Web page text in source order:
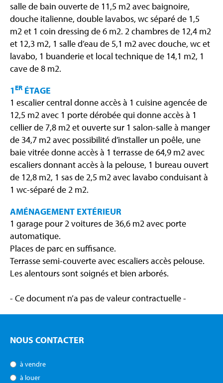
salle de bain ouverte de 11,5 m2 avec baignoire,
douche italienne, double lavabos, wc séparé de 1,5
m2 et 1 coin dressing de 6 m2. 2 chambres de 12,4 m2
et 12,3 m2, 1 salle d’eau de 5,1 m2 avec douche, wc et
lavabo, 1 buanderie et local technique de 14,1 m2, 1
cave de 8 m2.
1 ER ÉTAGE
1 escalier central donne accès à 1 cuisine agencée de
12,5 m2 avec 1 porte dérobée qui donne accès à 1
cellier de 7,8 m2 et ouverte sur 1 salon-salle à manger
de 34,7 m2 avec possibilité d’installer un poêle, une
baie vitrée donne accès à 1 terrasse de 64,9 m2 avec
escaliers donnant accès à la pelouse, 1 bureau ouvert
de 12,8 m2, 1 sas de 2,5 m2 avec lavabo conduisant à
1 wc-séparé de 2 m2.
AMÉNAGEMENT EXTÉRIEUR
1 garage pour 2 voitures de 36,6 m2 avec porte
automatique.
Places de parc en suffisance.
Terrasse semi-couverte avec escaliers accès pelouse.
Les alentours sont soignés et bien arborés.
- Ce document n’a pas de valeur contractuelle -
NOUS CONTACTER
à vendre
à louer